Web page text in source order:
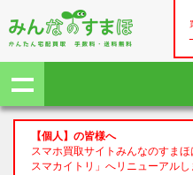
【個人】の皆様へ
スマホ買取サイトみんなのすま
スマカイトリ」へリニューアル